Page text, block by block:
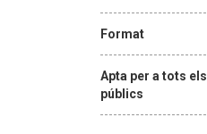
Format
Apta per a tots els
públics